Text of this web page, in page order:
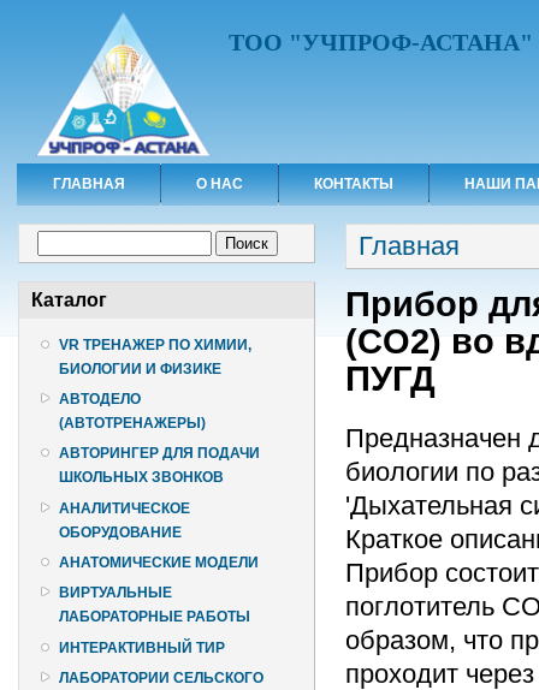
ТОО "УЧПРОФ-АСТАНА"
ГЛАВНАЯ О НАС КОНТАКТЫ НАШИ
Каталог
VR ТРЕНАЖЕР ПО ХИМИИ,
БИОЛОГИИ И ФИЗИКЕ
АВТОДЕЛО
(АВТОТРЕНАЖЕРЫ)
АВТОРИНГЕР ДЛЯ ПОДАЧИ
ШКОЛЬНЫХ ЗВОНКОВ
АНАЛИТИЧЕСКОЕ
ОБОРУДОВАНИЕ
АНАТОМИЧЕСКИЕ МОДЕЛИ
ВИРТУАЛЬНЫЕ
ЛАБОРАТОРНЫЕ РАБОТЫ
ИНТЕРАКТИВНЫЙ ТИР
ЛАБОРАТОРИИ СЕЛЬСКОГО
Вы здесь
Главная
Прибор
(CO2) во
ПУГД
Предназначен
биологии по
'Дыхательная
Краткое
Прибор
поглотитель
образом, что
проходит